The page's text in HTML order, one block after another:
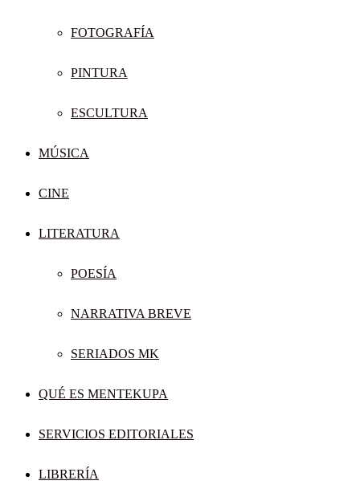
FOTOGRAFÍA
PINTURA
ESCULTURA
MÚSICA
CINE
LITERATURA
POESÍA
NARRATIVA BREVE
SERIADOS MK
QUÉ ES MENTEKUPA
SERVICIOS EDITORIALES
LIBRERÍA